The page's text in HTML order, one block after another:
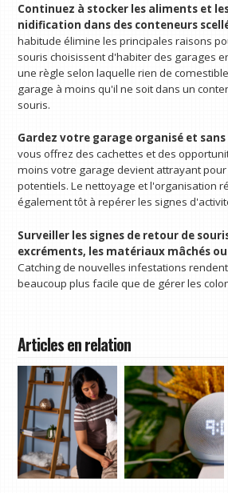
Continuez à stocker les aliments et
nidification dans des conteneurs
habitude élimine les principales raisons
souris choisissent d'habiter des garages
une règle selon laquelle rien de
garage à moins qu'il ne soit dans un
souris.
Gardez votre garage organisé et
vous offrez des cachettes et des
moins votre garage devient attrayant
potentiels. Le nettoyage et l'organisation
également tôt à repérer les signes
Surveiller les signes de retour de
excréments, les matériaux mâchés
Catching de nouvelles infestations
beaucoup plus facile que de gérer les
Articles en relation